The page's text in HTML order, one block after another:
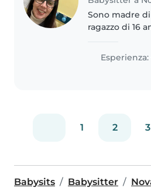
Sono madre
ragazzo di 16
molto attenta
Esperienza:
1 2 3
Babysits Babysitter